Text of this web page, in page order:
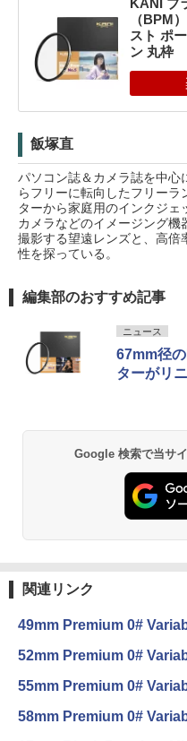
KANI ブ
（BPM
スト ポ
ン 丸枠
飯塚直
パソコン誌＆カメラ誌を中心
らフリーに転向したフリー
ターから家庭用のインクジ
カメラなどのイメージング機
撮影する望遠レンズと、高倍
性を探っている。
編集部のおすすめ記事
ニュース
67mm径
ターがリ
Google 検索で当サ
関連リンク
49mm Premium 0#
52mm Premium 0#
55mm Premium 0#
58mm Premium 0#